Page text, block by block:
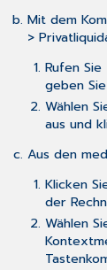
Mit dem
>
Rufen
geben Sie
Wählen
aus und
Aus den
Klicken
der
Wählen